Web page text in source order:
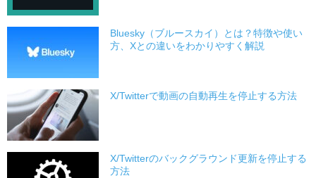
Bluesky（ブルースカイ）とは？特徴や使い
方、Xとの違いをわかりやすく解説
X/Twitterで動画の自動再生を停止する方法
X/Twitterのバックグラウンド更新を停止する
方法